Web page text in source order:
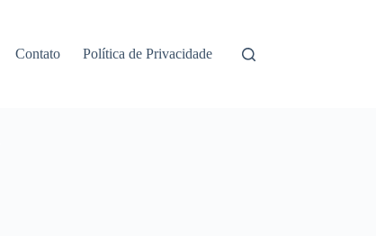
Contato Política de Privacidade